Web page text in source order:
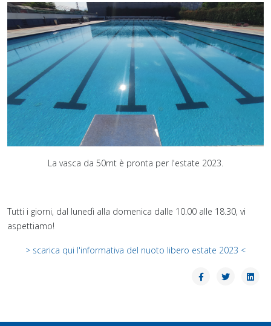
La vasca da 50mt è pronta per l'estate 2023.
Tutti i giorni, dal lunedì alla domenica dalle 10.00 alle 18.30, vi
aspettiamo!
> scarica qui l'informativa del nuoto libero estate 2023 <